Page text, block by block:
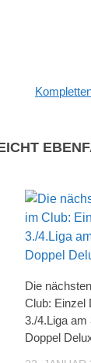
Die
Club: Einzel
3./4.Liga am
Doppel